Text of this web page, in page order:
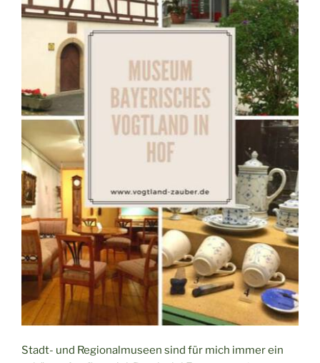
Stadt- und Regionalmuseen sind für mich immer ein